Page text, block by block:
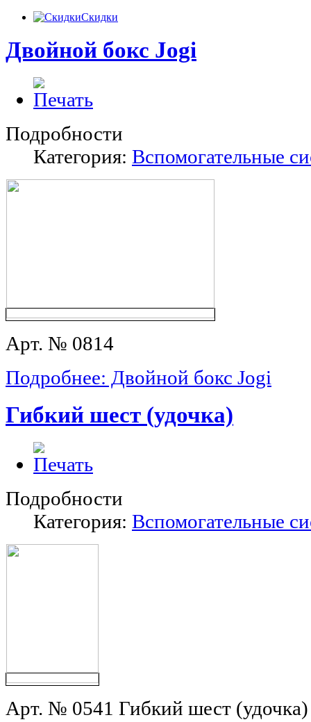
Скидки
Двойной бокс Jogi
Подробности
Категория: Вспомогательные
Арт. № 0814
Подробнее: Двойной бокс Jogi
Гибкий шест (удочка)
Подробности
Категория: Вспомогательные
Арт. № 0541 Гибкий шест (удочка)